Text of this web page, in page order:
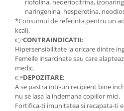
riofolina, neoeriocitrina,
naringenina, hesperetina,
*Consumul de referinta pentru un
kcal).
👉CONTRAINDICATII:
Hipersensibilitate la oricare dintre
Femeile insarcinate sau care
medic.
👉DEPOZITARE:
A se pastra intr-un recipient bine
nu se lasa la indemana copiilor mici.
Fortifica-ti imunitatea si recapata-ti